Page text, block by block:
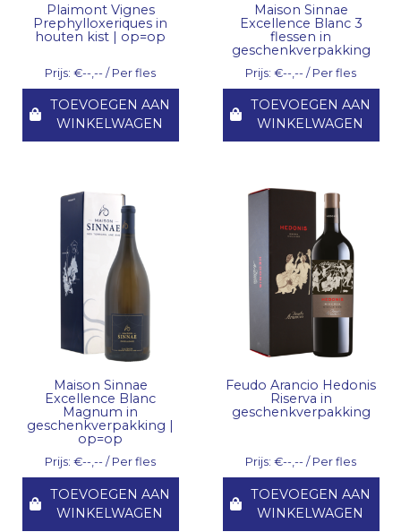
Plaimont Vignes
Prephylloxeriques in
houten kist | op=op
Prijs: €--,-- / Per fles
TOEVOEGEN AAN
WINKELWAGEN
Maison Sinnae
Excellence Blanc 3
flessen in
geschenkverpakking
Prijs: €--,-- / Per fles
TOEVOEGEN AAN
WINKELWAGEN
Maison Sinnae
Excellence Blanc
Magnum in
geschenkverpakking |
op=op
Prijs: €--,-- / Per fles
TOEVOEGEN AAN
WINKELWAGEN
Feudo Arancio Hedonis
Riserva in
geschenkverpakking
Prijs: €--,-- / Per fles
TOEVOEGEN AAN
WINKELWAGEN